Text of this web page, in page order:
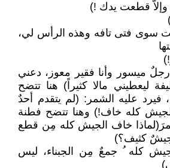
وإلاّ قطعت يدك !)
سوى فتى تافه وهذه الرأس لي،
ميسور وأنا فقير معوز، دعني
ليعطيني مالا كثيراً) هنا تتضح
فيرد عليه الشمر: (لم يتقدم أحدٌ
كله خاف!) وهنا تتضح فطنة
خاف الجيش كله مِن قطع
كثيف؟)
كله ُ جمعٌ مِن الجبناء، ليس